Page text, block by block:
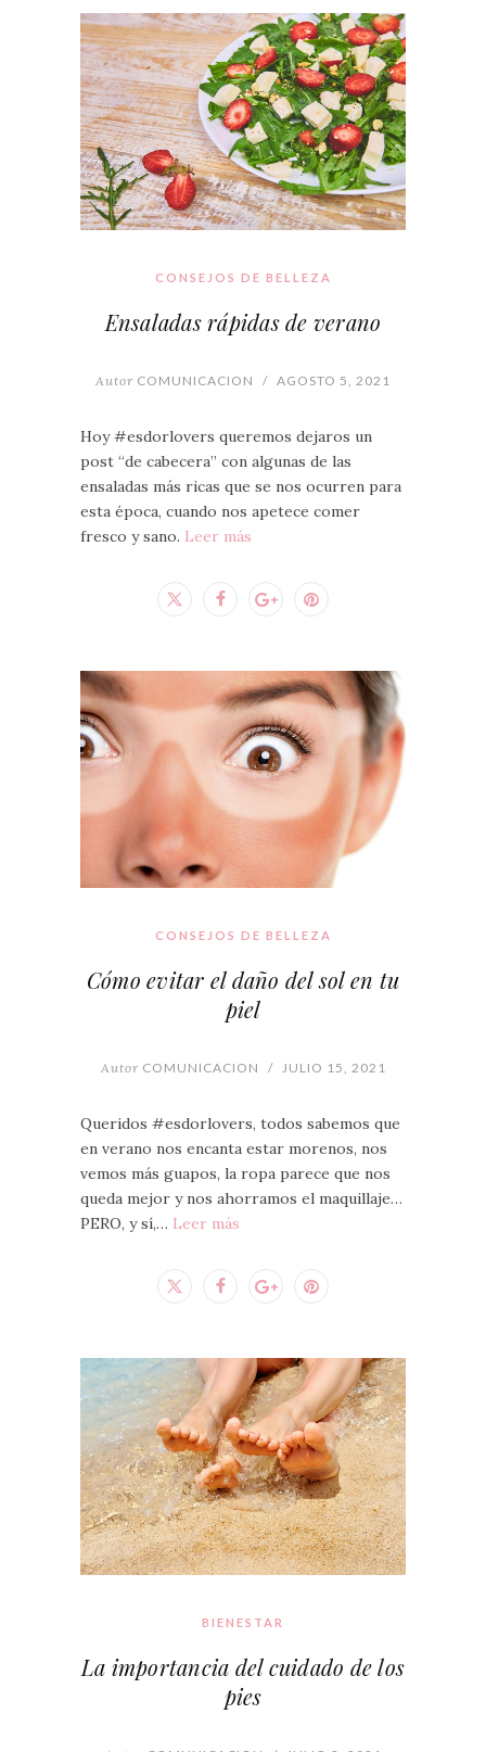
CONSEJOS DE BELLEZA
Ensaladas rápidas de verano
Autor COMUNICACION / AGOSTO 5, 2021
Hoy #esdorlovers queremos dejaros un
post “de cabecera” con algunas de las
ensaladas más ricas que se nos ocurren para
esta época, cuando nos apetece comer
fresco y sano. Leer más
CONSEJOS DE BELLEZA
Cómo evitar el daño del sol en tu
piel
AutorCOMUNICACION / JULIO 15, 2021
Queridos #esdorlovers, todos sabemos que
en verano nos encanta estar morenos, nos
vemos más guapos, la ropa parece que nos
queda mejor y nos ahorramos el maquillaje…
PERO, y sí,… Leer más
BIENESTAR
La importancia del cuidado de los
pies